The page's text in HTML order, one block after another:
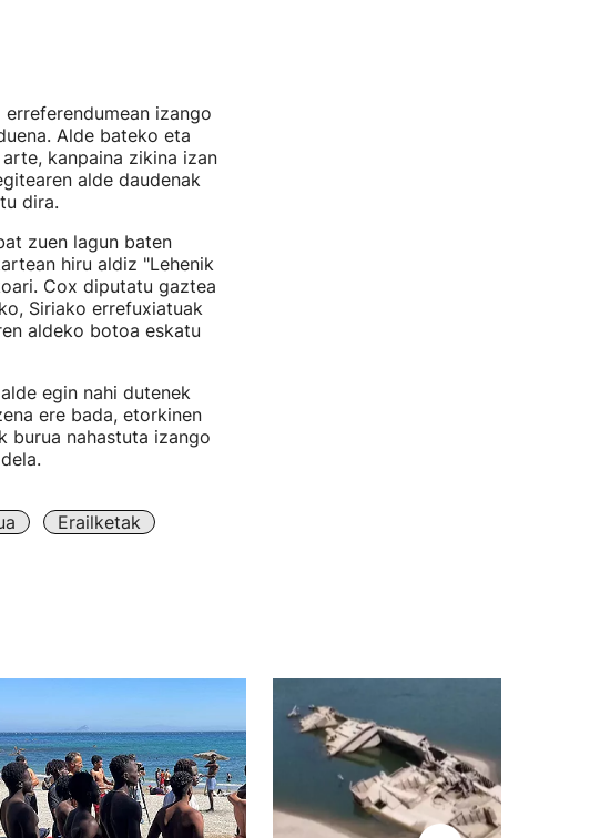
izango
Alde bateko eta
kanpaina zikina izan
alde daudenak
dira.
zuen lagun baten
hiru aldiz "Lehenik
Cox diputatu gaztea
Siriako errefuxiatuak
aldeko botoa eskatu
egin nahi dutenek
ere bada, etorkinen
burua nahastuta izango
Erailketak